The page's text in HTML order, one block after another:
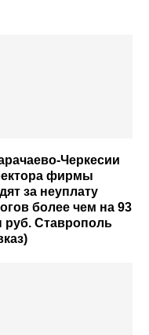
Черкесии
фирмы
за неуплату
более чем на 93
руб. Ставрополь